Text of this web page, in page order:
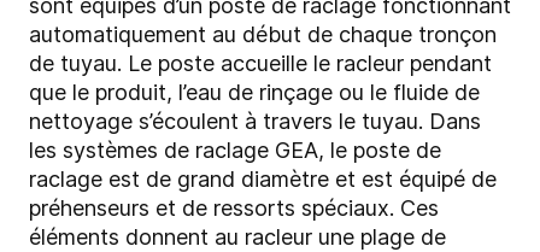
sont équipés d’un poste de raclage fonctionnant
automatiquement au début de chaque tronçon
de tuyau. Le poste accueille le racleur pendant
que le produit, l’eau de rinçage ou le fluide de
nettoyage s’écoulent à travers le tuyau. Dans
les systèmes de raclage GEA, le poste de
raclage est de grand diamètre et est équipé de
préhenseurs et de ressorts spéciaux. Ces
éléments donnent au racleur une plage de